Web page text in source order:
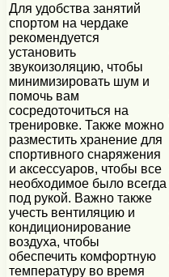
Для удобства занятий
спортом на чердаке
рекомендуется
установить
звукоизоляцию, чтобы
минимизировать шум и
помочь вам
сосредоточиться на
тренировке. Также можно
разместить хранение для
спортивного снаряжения
и аксессуаров, чтобы все
необходимое было всегда
под рукой. Важно также
учесть вентиляцию и
кондиционирование
воздуха, чтобы
обеспечить комфортную
температуру во время